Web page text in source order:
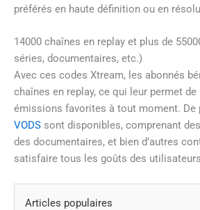
préférés en haute définition ou en
14000 chaînes en replay et plus de
séries, documentaires, etc.)
Avec ces codes Xtream, les abonnés
chaînes en replay, ce qui leur permet
émissions favorites à tout moment. De
VODS sont disponibles, comprenant
des documentaires, et bien d’autres
satisfaire tous les goûts des
Articles populaires